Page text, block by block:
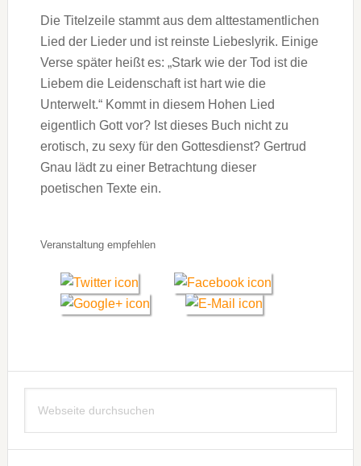
Die Titelzeile stammt aus dem alttestamentlichen
Lied der Lieder und ist reinste Liebeslyrik. Einige
Verse später heißt es: „Stark wie der Tod ist die
Liebem die Leidenschaft ist hart wie die
Unterwelt.“ Kommt in diesem Hohen Lied
eigentlich Gott vor? Ist dieses Buch nicht zu
erotisch, zu sexy für den Gottesdienst? Gertrud
Gnau lädt zu einer Betrachtung dieser
poetischen Texte ein.
Veranstaltung empfehlen
Seitenspalte
durchsuchen